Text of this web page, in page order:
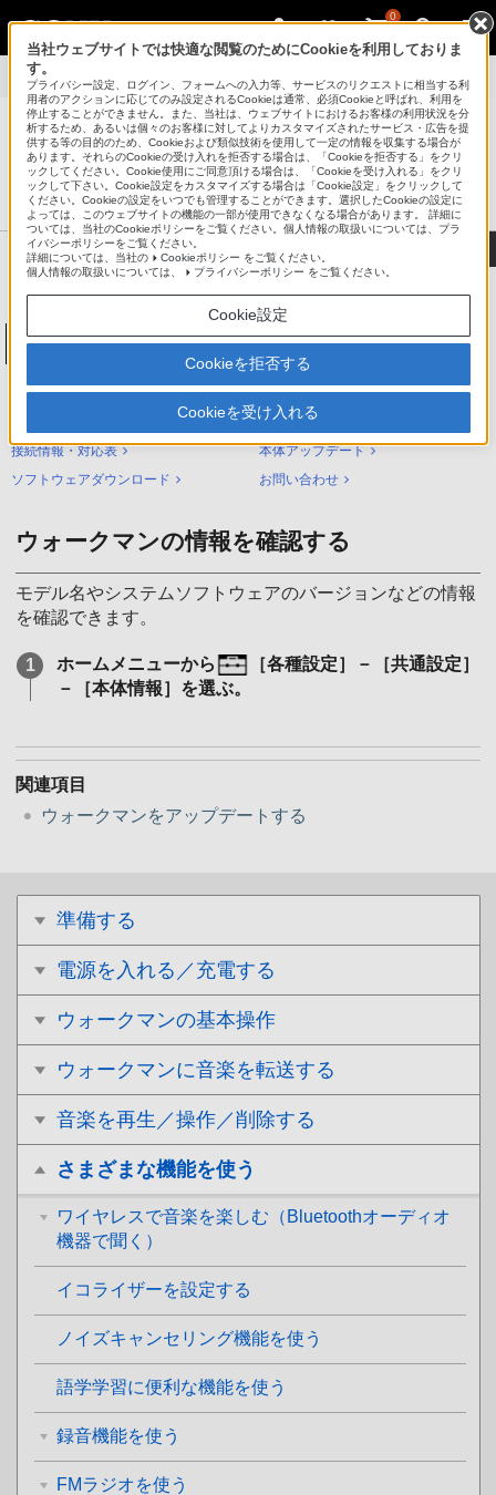
0
製品別サポート > NW-S310シリーズ 使いかた
ポータブルオーディオプレーヤー ウォークマン®
サポート・お問い合わせ
NW-S310シリーズ
NW-S310シリーズ サポートトップ
困ったときは（Q&A）
接続情報・対応表
本体アップデート
ソフトウェアダウンロード
お問い合わせ
準備する
電源を入れる／充電する
ウォークマンの基本操作
ウォークマンに音楽を転送する
音楽を再生／操作／削除する
さまざまな機能を使う
ワイヤレスで音楽を楽しむ（Bluetoothオーディオ
機器で聞く）
イコライザーを設定する
ノイズキャンセリング機能を使う
語学学習に便利な機能を使う
録音機能を使う
FMラジオを使う
ウォークマンの情報を確認する
モデル名やシステムソフトウェアのバージョンなどの情報
を確認できます。
ホームメニューから
［各種設定］－［共通設定］
－［本体情報］を選ぶ。
関連項目
ウォークマンをアップデートする
当社ウェブサイトでは快適な閲覧のためにCookieを利用しておりま
す。
プライバシー設定、ログイン、フォームへの入力等、サービスのリクエストに相当する利
用者のアクションに応じてのみ設定されるCookieは通常、必須Cookieと呼ばれ、利用を
停止することができません。また、当社は、ウェブサイトにおけるお客様の利用状況を分
析するため、あるいは個々のお客様に対してよりカスタマイズされたサービス・広告を提
供する等の目的のため、Cookieおよび類似技術を使用して一定の情報を収集する場合が
あります。それらのCookieの受け入れを拒否する場合は、「Cookieを拒否する」をクリ
ックしてください。Cookie使用にご同意頂ける場合は、「Cookieを受け入れる」をクリ
ックして下さい。Cookie設定をカスタマイズする場合は「Cookie設定」をクリックして
ください。Cookieの設定をいつでも管理することができます。選択したCookieの設定に
よっては、このウェブサイトの機能の一部が使用できなくなる場合があります。 詳細に
ついては、当社のCookieポリシーをご覧ください。個人情報の取扱いについては、プラ
イバシーポリシーをご覧ください。
詳細については、当社の
Cookieポリシー をご覧ください。
個人情報の取扱いについては、
プライバシーポリシー をご覧ください。
Cookie設定
Cookieを拒否する
Cookieを受け入れる